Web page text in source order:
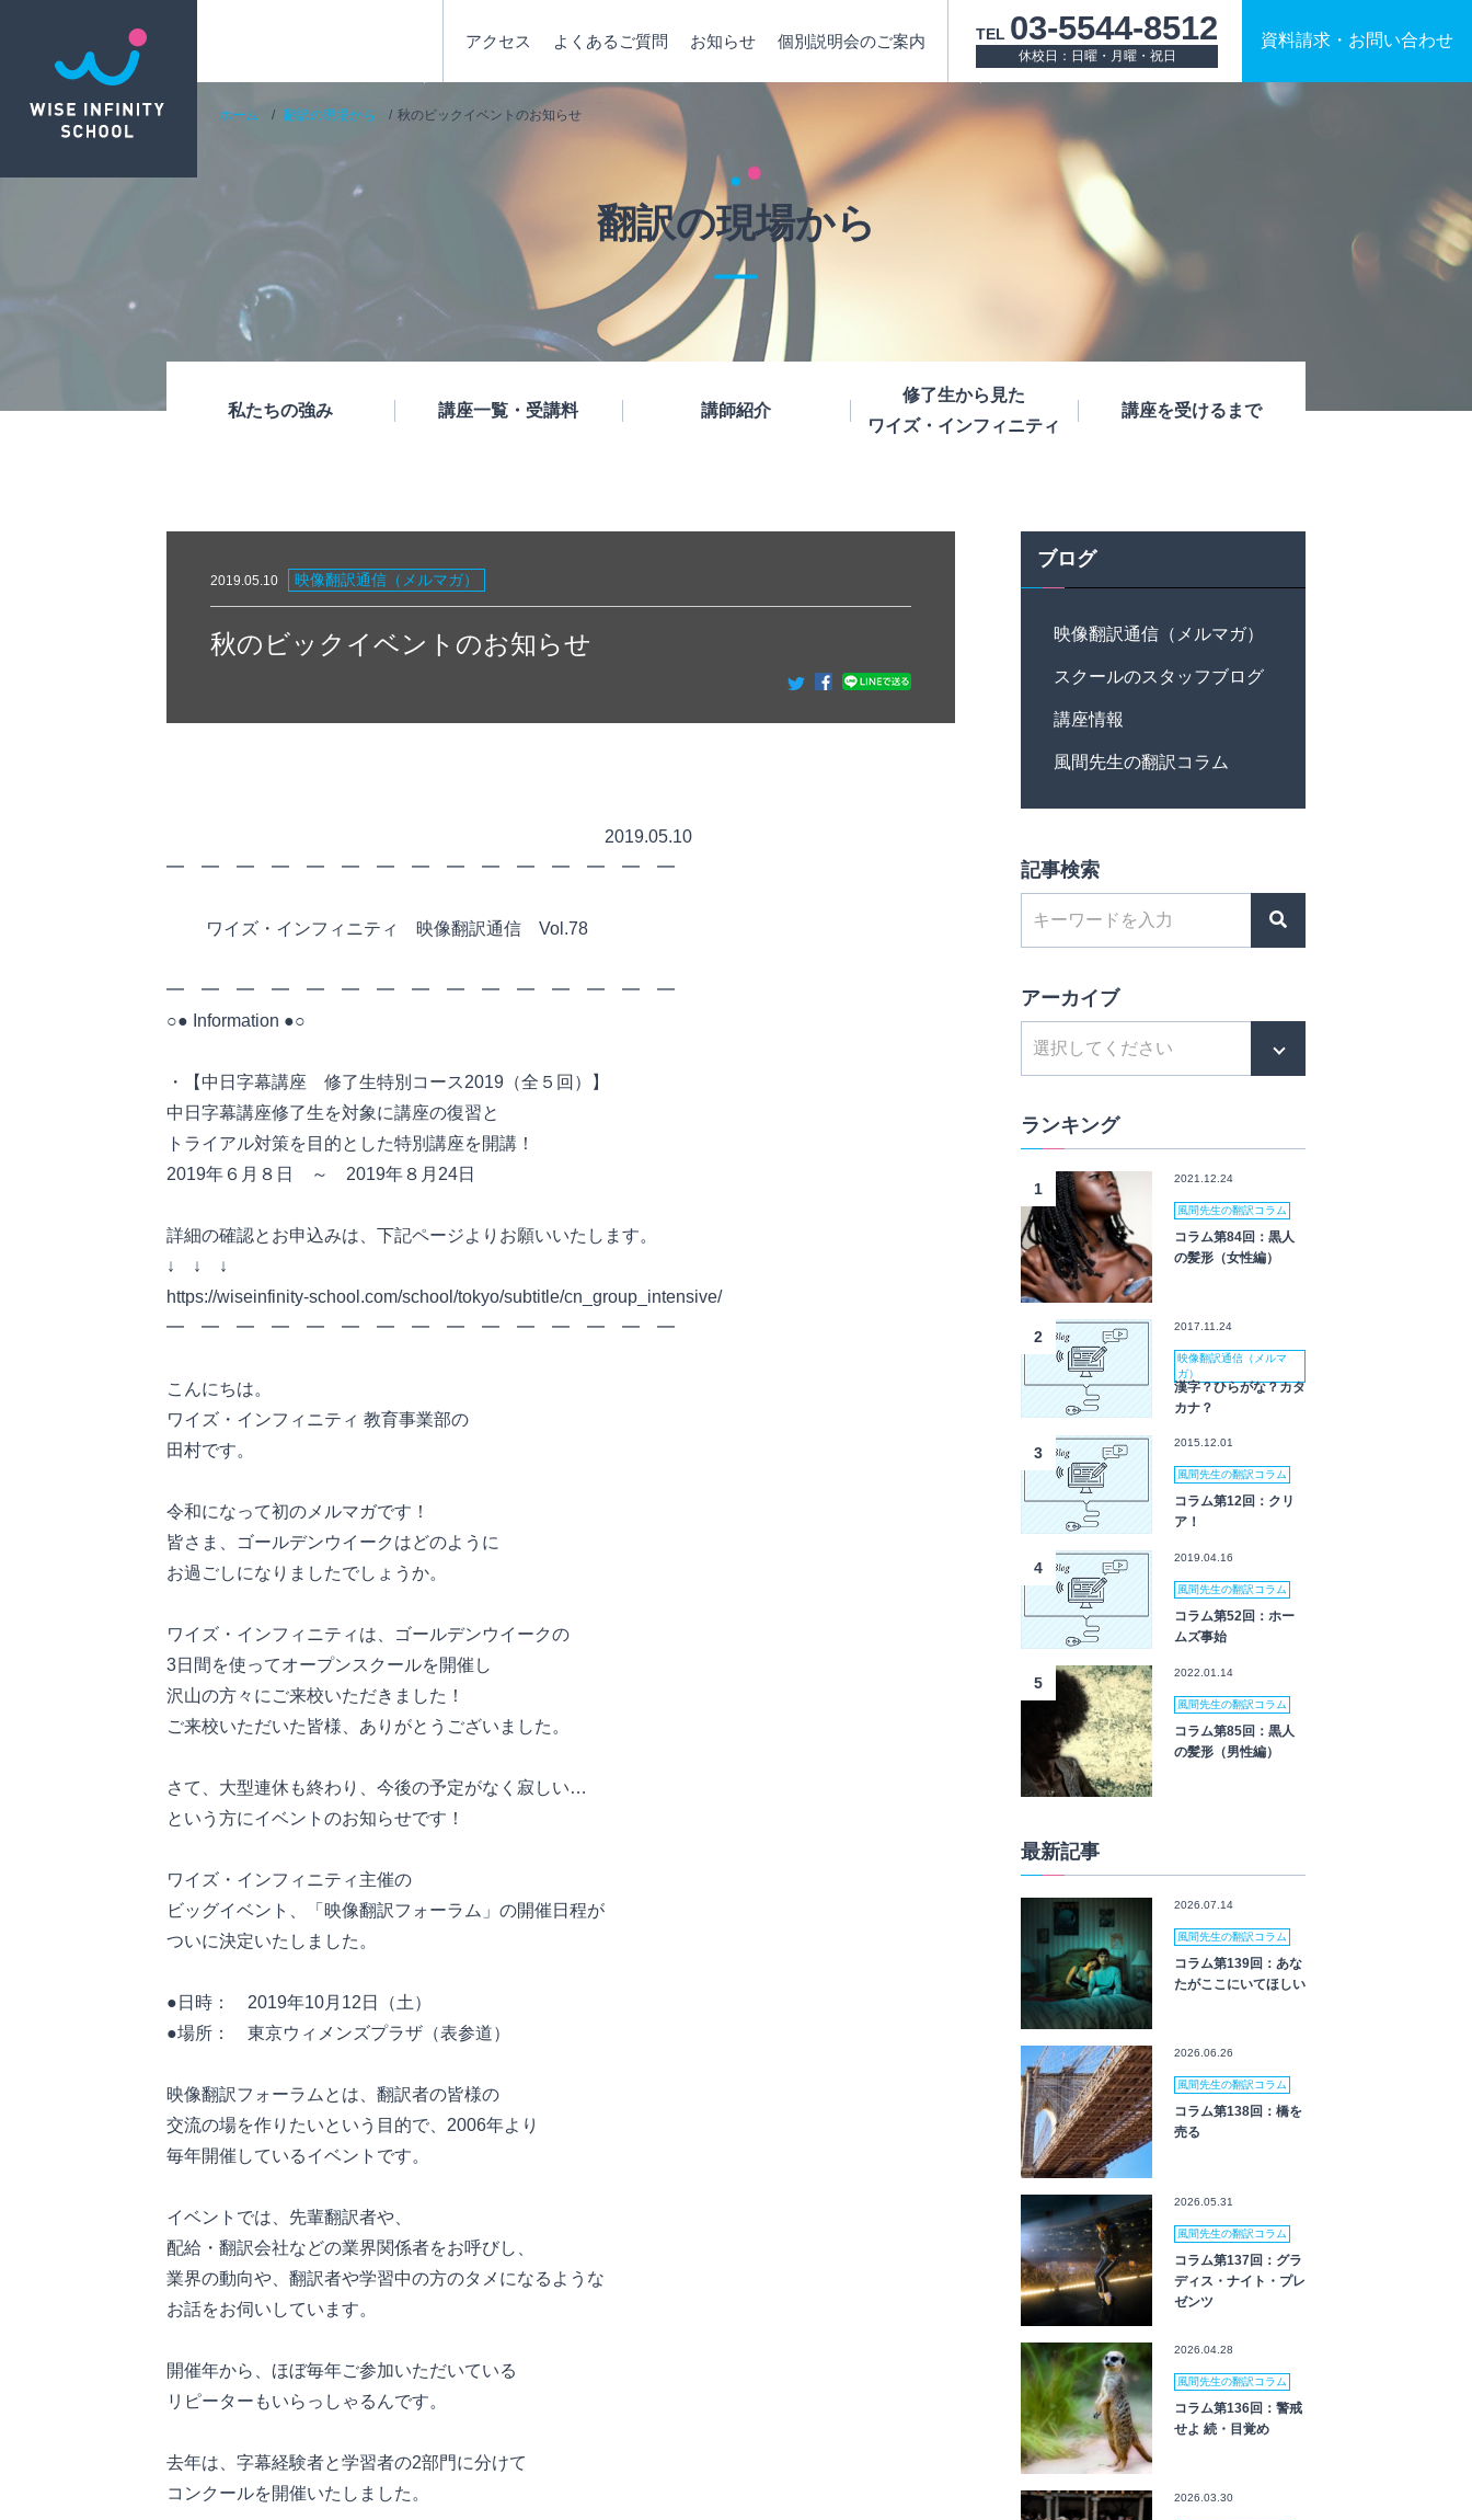
TEL 03-5544-8512
休校日：日曜・月曜・祝日
資料請求 ・ お問い合わせ
私たちの強み 講座一覧・受講料 講師紹介
修了生から見た
ワイズ・インフィニティ
講座を受けるまで
アクセス よくあるご質問 お知らせ 個別説明会のご案内
ホーム 翻訳の現場から 秋のビックイベントのお知らせ
翻訳の現場から
2019.05.10 映像翻訳通信（メルマガ）
秋のビックイベントのお知らせ
2019.05.10
━ ━ ━ ━ ━ ━ ━ ━ ━ ━ ━ ━ ━ ━ ━
ワイズ・インフィニティ 映像翻訳通信 Vol.78
━ ━ ━ ━ ━ ━ ━ ━ ━ ━ ━ ━ ━ ━ ━
○● Information ●○
・【中日字幕講座 修了生特別コース2019（全５回）】
中日字幕講座修了生を対象に講座の復習と
トライアル対策を目的とした特別講座を開講！
2019年６月８日 ～ 2019年８月24日
詳細の確認とお申込みは、下記ページよりお願いいたします。
↓ ↓ ↓
https://wiseinfinity-school.com/school/tokyo/subtitle/cn_group_intensive/
━ ━ ━ ━ ━ ━ ━ ━ ━ ━ ━ ━ ━ ━ ━
こんにちは。
ワイズ・インフィニティ 教育事業部の
田村です。
令和になって初のメルマガです！
皆さま、ゴールデンウイークはどのように
お過ごしになりましたでしょうか。
ワイズ・インフィニティは、ゴールデンウイークの
3日間を使ってオープンスクールを開催し
沢山の方々にご来校いただきました！
ご来校いただいた皆様、ありがとうございました。
さて、大型連休も終わり、今後の予定がなく寂しい…
という方にイベントのお知らせです！
ワイズ・インフィニティ主催の
ビッグイベント、「映像翻訳フォーラム」の開催日程が
ついに決定いたしました。
●日時： 2019年10月12日（土）
●場所： 東京ウィメンズプラザ（表参道）
映像翻訳フォーラムとは、翻訳者の皆様の
交流の場を作りたいという目的で、2006年より
毎年開催しているイベントです。
イベントでは、先輩翻訳者や、
配給・翻訳会社などの業界関係者をお呼びし、
業界の動向や、翻訳者や学習中の方のタメになるような
お話をお伺いしています。
開催年から、ほぼ毎年ご参加いただいている
リピーターもいらっしゃるんです。
去年は、字幕経験者と学習者の2部門に分けて
コンクールを開催いたしました。
ブログ
映像翻訳通信（メルマガ）
スクールのスタッフブログ
講座情報
風間先生の翻訳コラム
記事検索
アーカイブ
ランキング
1
2021.12.24
風間先生の翻訳コラム
コラム第84回：黒人
の髪形（女性編）
2
2017.11.24
映像翻訳通信（メルマ
ガ）
漢字？ひらがな？カタ
カナ？
3
2015.12.01
風間先生の翻訳コラム
コラム第12回：クリ
ア！
4
2019.04.16
風間先生の翻訳コラム
コラム第52回：ホー
ムズ事始
5
2022.01.14
風間先生の翻訳コラム
コラム第85回：黒人
の髪形（男性編）
最新記事
2026.07.14
風間先生の翻訳コラム
コラム第139回：あな
たがここにいてほしい
2026.06.26
風間先生の翻訳コラム
コラム第138回：橋を
売る
2026.05.31
風間先生の翻訳コラム
コラム第137回：グラ
ディス・ナイト・プレ
ゼンツ
2026.04.28
風間先生の翻訳コラム
コラム第136回：警戒
せよ 続・目覚め
2026.03.30